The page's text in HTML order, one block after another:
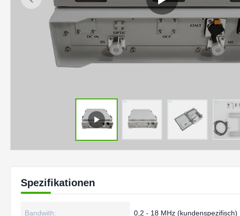
Spezifikationen
Bandwith: 0,2 - 18 MHz (kundenspezifisch)